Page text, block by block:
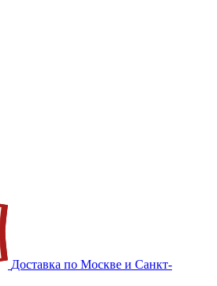
Доставка по Москве и Санкт-